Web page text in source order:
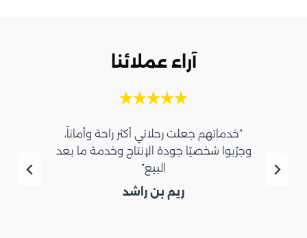
آراء عملائنا
“خدماتهم جعلت رحلاتي أكثر راحة وأماناً،
وجرّبوا شخصيًا جودة الإنتاج وخدمة ما بعد
البيع”
ريم بن راشد